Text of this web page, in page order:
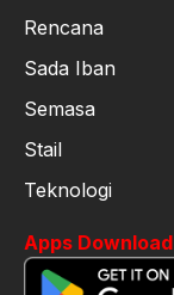
Rencana
Sada Iban
Semasa
Stail
Teknologi
Apps Download